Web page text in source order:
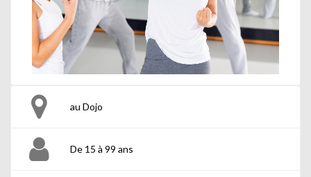
au Dojo
De 15 à 99 ans